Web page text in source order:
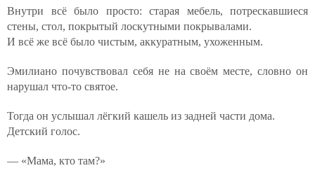
Внутри всё было просто: старая мебель, потрескавшиеся
стены, стол, покрытый лоскутными покрывалами.
И всё же всё было чистым, аккуратным, ухоженным.
Эмилиано почувствовал себя не на своём месте, словно он
нарушал что-то святое.
Тогда он услышал лёгкий кашель из задней части дома.
Детский голос.
— «Мама, кто там?»